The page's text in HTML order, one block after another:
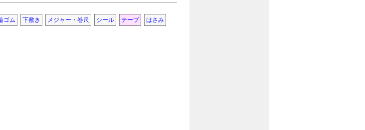
ゴム 下敷き メジャー・巻尺 シール テープ
はさみ